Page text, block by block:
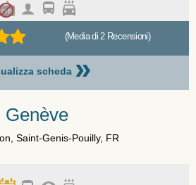
(Media di 2 Recensioni)
scheda »
Genève
Saint-Genis-Pouilly, FR